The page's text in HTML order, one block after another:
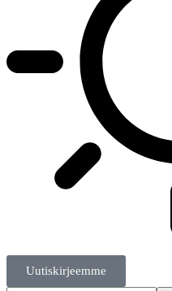
Uutiskirjeemme